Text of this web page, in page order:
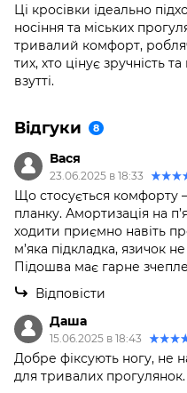
Ці кросівки ідеально
носіння та міських
тривалий комфорт,
тих, хто цінує зручність
взутті.
Відгуки 8
Вася
23.06.2025 в 18:33
Що стосується
планку. Амортизація на
ходити приємно навіть
м’яка підкладка, язичок
Підошва має гарне
Відповісти
Даша
15.06.2025 в 18:43
Добре фіксують ногу, не
для тривалих прогулянок.